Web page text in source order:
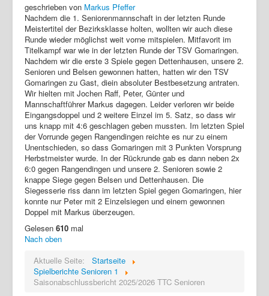
geschrieben von Markus Pfeffer
Nachdem die 1. Seniorenmannschaft in der letzten Runde
Meistertitel der Bezirksklasse holten, wollten wir auch diese
Runde wieder möglichst weit vorne mitspielen. Mitfavorit im
Titelkampf war wie in der letzten Runde der TSV Gomaringen.
Nachdem wir die erste 3 Spiele gegen Dettenhausen, unsere 2.
Senioren und Belsen gewonnen hatten, hatten wir den TSV
Gomaringen zu Gast, diein absoluter Bestbesetzung antraten.
Wir hielten mit Jochen Raff, Peter, Günter und
Mannschaftführer Markus dagegen. Leider verloren wir beide
Eingangsdoppel und 2 weitere Einzel im 5. Satz, so dass wir
uns knapp mit 4:6 geschlagen geben mussten. Im letzten Spiel
der Vorrunde gegen Rangendingen reichte es nur zu einem
Unentschieden, so dass Gomaringen mit 3 Punkten Vorsprung
Herbstmeister wurde. In der Rückrunde gab es dann neben 2x
6:0 gegen Rangendingen und unsere 2. Senioren sowie 2
knappe Siege gegen Belsen und Dettenhausen. Die
Siegesserie riss dann im letzten Spiel gegen Gomaringen, hier
konnte nur Peter mit 2 Einzelsiegen und einem gewonnen
Doppel mit Markus überzeugen.
Gelesen 610 mal
Nach oben
Aktuelle Seite:
Startseite
Spielberichte Senioren 1
Saisonabschlussbericht 2025/2026 TTC Senioren